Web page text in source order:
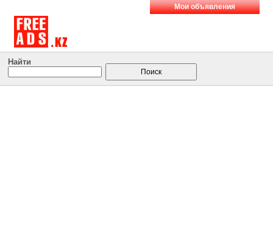
Мои объявления
Найти